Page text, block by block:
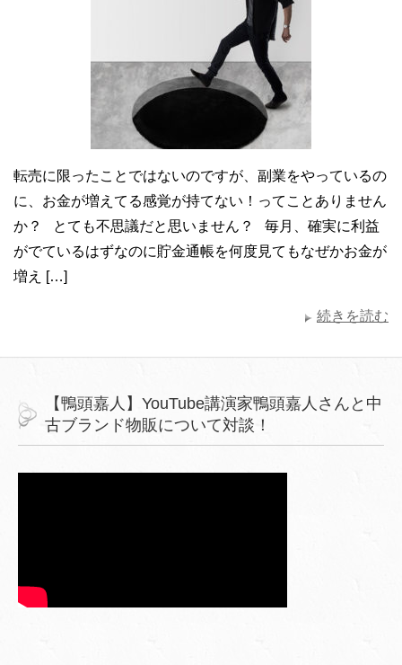
転売に限ったことではないのですが、副業をやっているの
に、お金が増えてる感覚が持てない！ってことありません
か？ とても不思議だと思いません？ 毎月、確実に利益
がでているはずなのに貯金通帳を何度見てもなぜかお金が
増え […]
続きを読む
【鴨頭嘉人】YouTube講演家鴨頭嘉人さんと中
古ブランド物販について対談！